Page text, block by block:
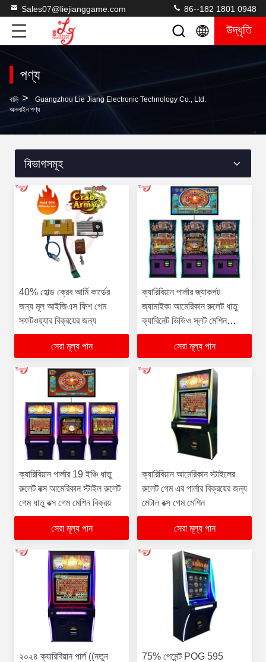
Sales07@liejianggame.com 86--182 1801 0948
উদ্ধৃতি
পণ্য
বাড়ি >
Guangzhou Lie Jiang Electronic Technology Co., Ltd.
অনলাইন পণ্য
বিভাগসমূহ
40% হোল্ড ক্রেব আর্মি কার্ডের
জন্য মূল আইজিএস ফিশ গেম
সফটওয়্যার বিক্রয়ের জন্য
সেরা মূল্য পান
ক্যারিবিয়ান পার্লার জ্যাকপট
জ্যামাইকা আমেরিকান রুলেট ধাতু
ক্যাবিনেট ভিডিও স্লট মেশিন
বিক্রয়ের জন্য
সেরা মূল্য পান
ক্যারিবিয়ান পার্লার 19 ইঞ্চি ধাতু
রুলেট বক্স আমেরিকান স্টাইল রুলেট
গেম ধাতু বক্স গেম মেশিন বিক্রয়
সেরা মূল্য পান
ক্যারিবিয়ান আমেরিকান স্টাইলের
রুলেট গেম এর পার্লার বিক্রয়ের জন্য
মেটাল বক্স গেম মেশিন
সেরা মূল্য পান
২০২৪ ক্যারিবিয়ান পার্ল ((নতুন
75% পেমেন্ট POG 595